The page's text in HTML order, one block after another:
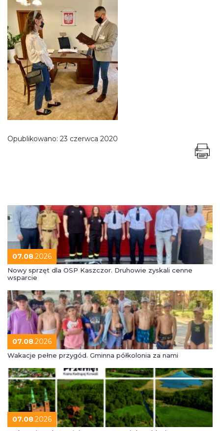
Opublikowano: 23 czerwca 2020
07.08.2026
Nowy sprzęt dla OSP Kaszczor. Druhowie zyskali cenne
wsparcie
07.08.2026
Wakacje pełne przygód. Gminna półkolonia za nami
07.08.2026